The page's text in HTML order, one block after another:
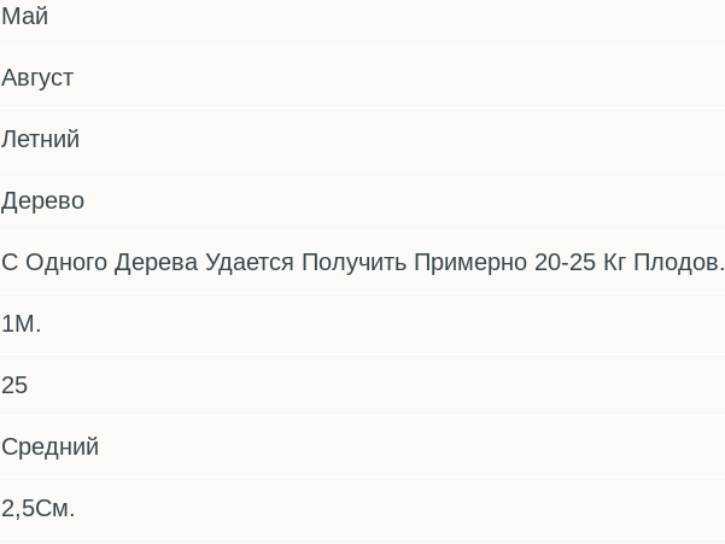
Май
Август
Летний
Дерево
С Одного Дерева Удается Получить Примерно 20-25 Кг Плодов.
1М.
25
Средний
2,5См.